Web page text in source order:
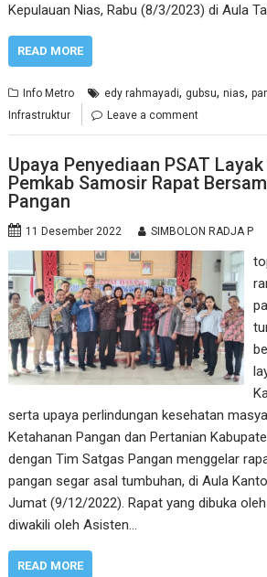
Kepulauan Nias, Rabu (8/3/2023) di Aula
READ MORE
Info Metro edy rahmayadi, gubsu,nias,
Infrastruktur
Leave a comment
Upaya Penyediaan PSAT
Pemkab Samosir Rapat
Pangan
11 Desember 2022 SIMBOLON RADJA P
serta upaya perlindungan kesehatan
Ketahanan Pangan dan Pertanian
dengan Tim Satgas Pangan menggelar
pangan segar asal tumbuhan, di Aula
Jumat (9/12/2022). Rapat yang dibuka
diwakili oleh Asisten…
READ MORE